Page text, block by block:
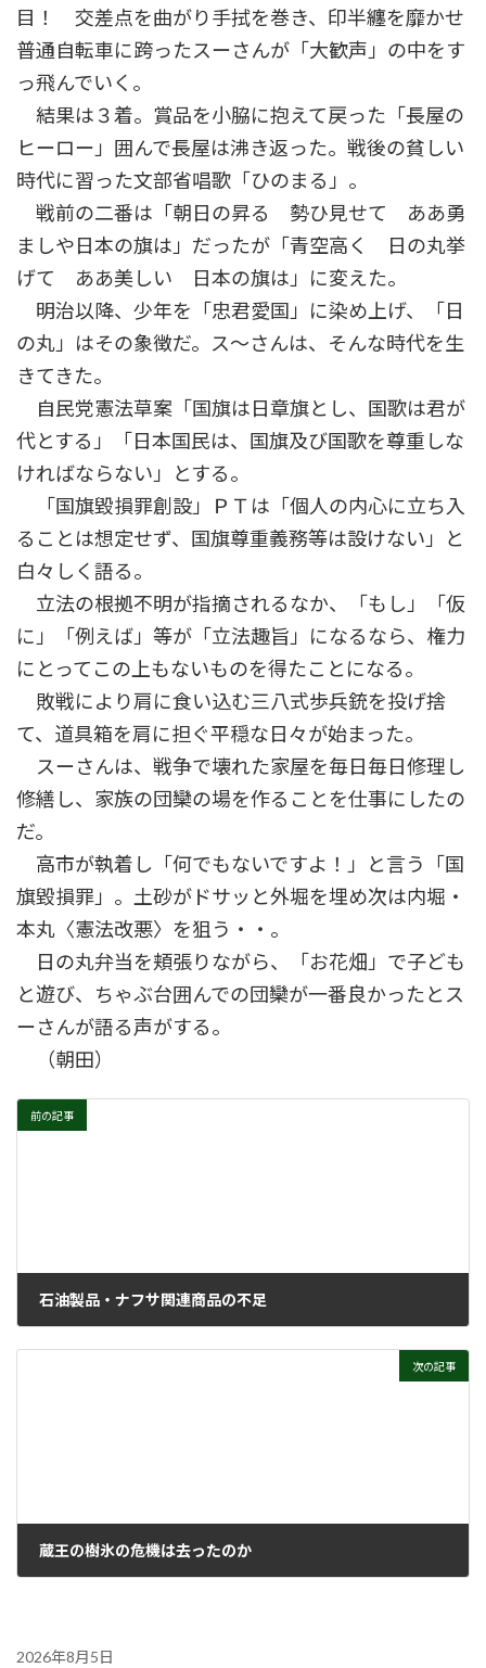
目！ 交差点を曲がり手拭を巻き、印半纏を靡かせ
普通自転車に跨ったスーさんが「大歓声」の中をす
っ飛んでいく。
結果は３着。賞品を小脇に抱えて戻った「長屋の
ヒーロー」囲んで長屋は沸き返った。戦後の貧しい
時代に習った文部省唱歌「ひのまる」。
戦前の二番は「朝日の昇る 勢ひ見せて ああ勇
ましや日本の旗は」だったが「青空高く 日の丸挙
げて ああ美しい 日本の旗は」に変えた。
明治以降、少年を「忠君愛国」に染め上げ、「日
の丸」はその象徴だ。ス～さんは、そんな時代を生
きてきた。
自民党憲法草案「国旗は日章旗とし、国歌は君が
代とする」「日本国民は、国旗及び国歌を尊重しな
ければならない」とする。
「国旗毀損罪創設」ＰＴは「個人の内心に立ち入
ることは想定せず、国旗尊重義務等は設けない」と
白々しく語る。
立法の根拠不明が指摘されるなか、「もし」「仮
に」「例えば」等が「立法趣旨」になるなら、権力
にとってこの上もないものを得たことになる。
敗戦により肩に食い込む三八式歩兵銃を投げ捨
て、道具箱を肩に担ぐ平穏な日々が始まった。
スーさんは、戦争で壊れた家屋を毎日毎日修理し
修繕し、家族の団欒の場を作ることを仕事にしたの
だ。
高市が執着し「何でもないですよ！」と言う「国
旗毀損罪」。土砂がドサッと外堀を埋め次は内堀・
本丸〈憲法改悪〉を狙う・・。
日の丸弁当を頬張りながら、「お花畑」で子ども
と遊び、ちゃぶ台囲んでの団欒が一番良かったとス
ーさんが語る声がする。
（朝田）
前の記事
石油製品・ナフサ関連商品の不足
次の記事
蔵王の樹氷の危機は去ったのか
2026年8月5日